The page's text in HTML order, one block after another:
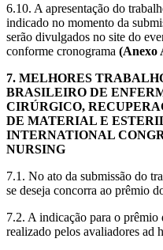
6.10. A apresentação do
indicado no momento da
serão divulgados no site do
conforme cronograma (Anexo
7. MELHORES
BRASILEIRO DE
CIRÚRGICO,
DE MATERIAL E
INTERNATIONAL
NURSING
7.1. No ato da submissão do
se deseja concorra ao prêmio
7.2. A indicação para o prêmio
realizado pelos avaliadores ad